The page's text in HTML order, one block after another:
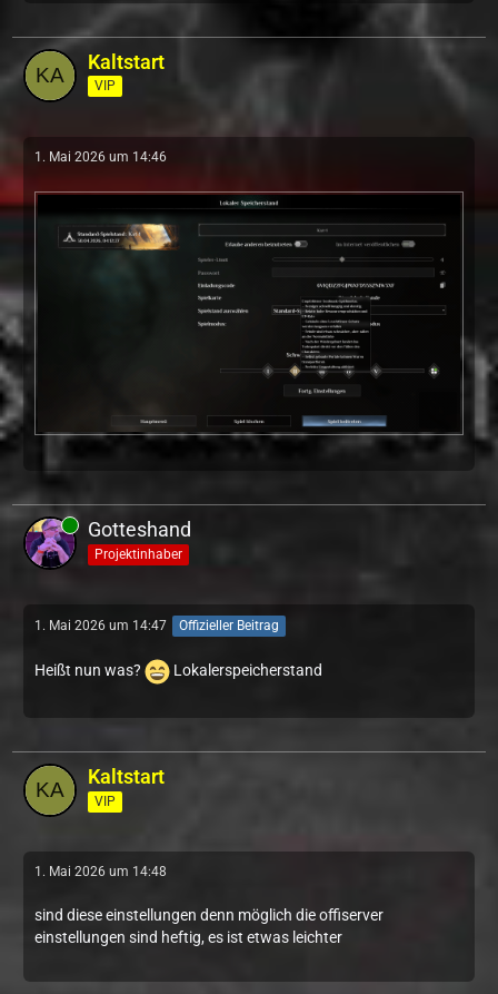
Kaltstart
VIP
1. Mai 2026 um 14:46
Gotteshand
Projektinhaber
1. Mai 2026 um 14:47 Offizieller Beitrag
Heißt nun was? Lokalerspeicherstand
Kaltstart
VIP
1. Mai 2026 um 14:48
sind diese einstellungen denn möglich die offiserver
einstellungen sind heftig, es ist etwas leichter